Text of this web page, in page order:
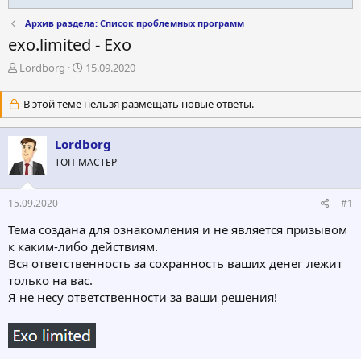
Архив раздела: Список проблемных программ
exo.limited - Exo
А
т
о
р
т
е
м
ы
Lordborg
Д
т
а
н
а
ч
а
15.09.2020
В этой теме нельзя размещать новые ответы.
Lordborg
ТОП-МАСТЕР
15.09.2020 #1
Тема создана для ознакомления и не является призывом
к каким-либо действиям.
Вся ответственность за сохранность ваших денег лежит
только на вас.
Я не несу ответственности за ваши решения!